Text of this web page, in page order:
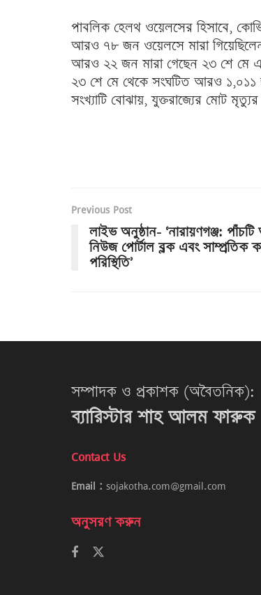
পাবলিক হেলথ ওয়েলসের হিসাবে,
আরও ৭৮ জন ওয়েলসে মারা
আরও ২২ জন মারা গেছেন ২৩ শে মে এবং
২৩ শে মে থেকে সংঘটিত আরও ১,০১১
সংখ্যাটি বোঝায়, যুক্তরাজ্যের মোট
Previous Post
লাইভ অনুষ্ঠান- ‘নারায়ণগঞ্জ:
নিউজ পোর্টাল ব্লক এবং সাম্প্রতিক
পরিস্থিতি’
সম্পাদক ও প্রকাশক (অবৈতনিক):
ব্যারিস্টার শাহ আলম ফারুক
Contact Us
Email : sojakotha.com@gmail.com
অনুসরণ করুন